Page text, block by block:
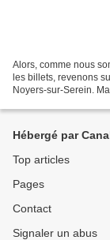
Alors, comme nous
les billets, revenons
Noyers-sur-Serein.
Hébergé par
Top articles
Pages
Contact
Signaler un abus